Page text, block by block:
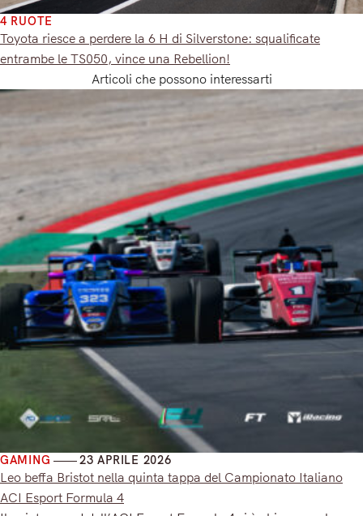
4 RUOTE
Toyota riesce a perdere la 6 H di Silverstone: squalificate
entrambe le TS050, vince una Rebellion!
Articoli che possono interessarti
GAMING 23 APRILE 2026
Leo beffa Bristot nella quinta tappa del Campionato Italiano
ACI Esport Formula 4